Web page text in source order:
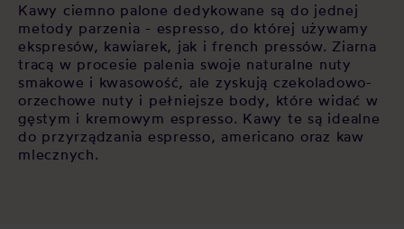
Kawy ciemno palone dedykowane są do jednej
metody parzenia - espresso, do której używamy
ekspresów, kawiarek, jak i french pressów. Ziarna
tracą w procesie palenia swoje naturalne nuty
smakowe i kwasowość, ale zyskują czekoladowo-
orzechowe nuty i pełniejsze body, które widać w
gęstym i kremowym espresso. Kawy te są idealne
do przyrządzania espresso, americano oraz kaw
mlecznych.